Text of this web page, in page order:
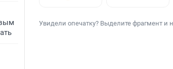
Увидели опечатку? Выделите фрагмент и